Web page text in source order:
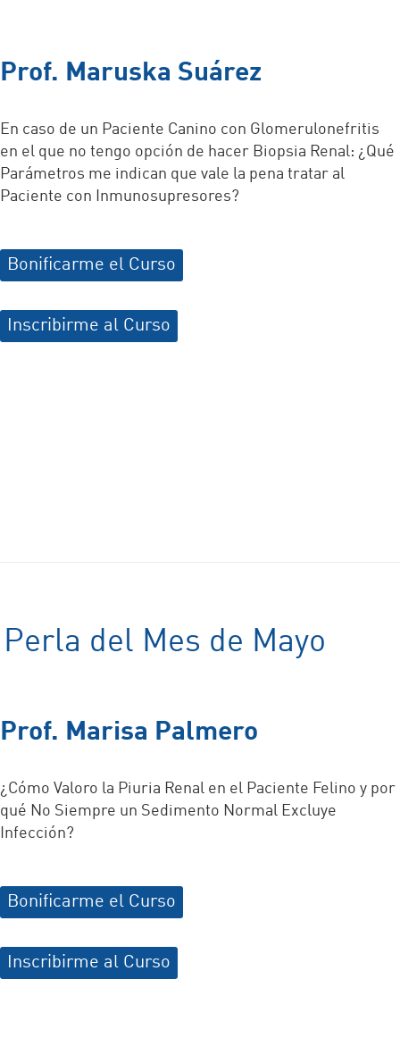
Prof. Maruska Suárez
En caso de un Paciente Canino con Glomerulonefritis
en el que no tengo opción de hacer Biopsia Renal: ¿Qué
Parámetros me indican que vale la pena tratar al
Paciente con Inmunosupresores?
Bonificarme el Curso
Inscribirme al Curso
Perla del Mes de Mayo
Prof. Marisa Palmero
¿Cómo Valoro la Piuria Renal en el Paciente Felino y por
qué No Siempre un Sedimento Normal Excluye
Infección?
Bonificarme el Curso
Inscribirme al Curso